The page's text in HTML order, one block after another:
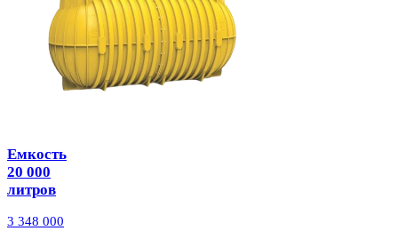
Емкость
20 000
литров
3 348 000